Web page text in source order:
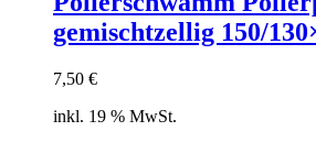
Varianten
auf.
auf
gemischtzellig 150/
7,50 €
inkl. 19 % MwSt.